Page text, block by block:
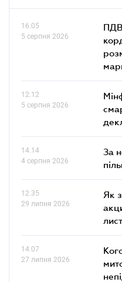
16.05
5 серпня 2026
ПДВ
12.12
5 серпня 2026
14.14
4 серпня 2026
За
12.35
29 липня 2026
Як
14.07
27 липня 2026